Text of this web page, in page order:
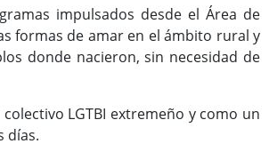
impulsados desde el Área de
formas de amar en el ámbito rural y
donde nacieron, sin necesidad de
LGTBI extremeño y como un
días.